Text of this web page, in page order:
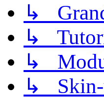
↳
↳
↳
↳